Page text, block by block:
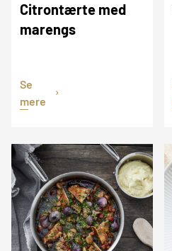
Citrontærte med
marengs
Se
mere